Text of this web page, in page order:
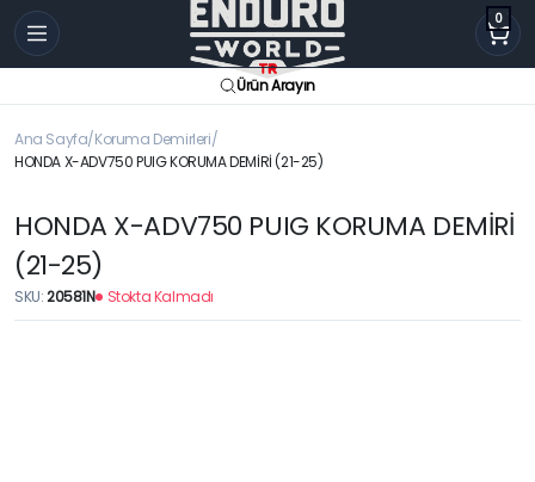
0
Ürün Arayın
Ana Sayfa Koruma Demirleri
HONDA X-ADV750 PUIG KORUMA DEMİRİ (21-25)
HONDA X-ADV750 PUIG KORUMA DEMİRİ
(21-25)
SKU:20581N Stokta Kalmadı